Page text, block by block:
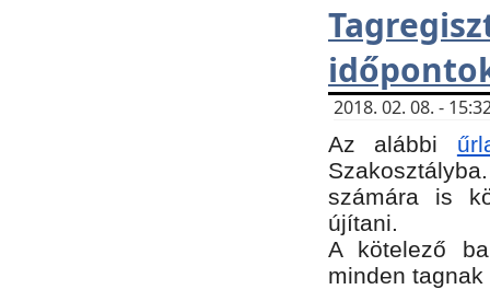
2018. 02. 08. -
Az alábbi
számára is
újítani.
​A kötelező
minden